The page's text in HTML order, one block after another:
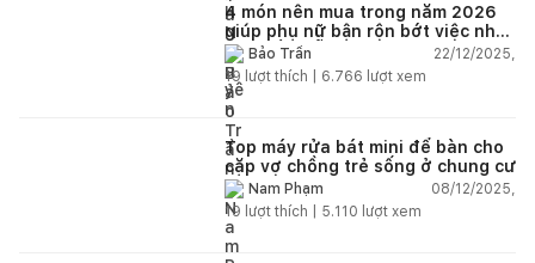
4 món nên mua trong năm 2026
giúp phụ nữ bận rộn bớt việc nhà,
nhẹ đầu mỗi ngày
Bảo Trần
22/12/2025,
19 lượt thích | 6.766 lượt xem
Top máy rửa bát mini để bàn cho
cặp vợ chồng trẻ sống ở chung cư
Nam Phạm
08/12/2025,
19 lượt thích | 5.110 lượt xem